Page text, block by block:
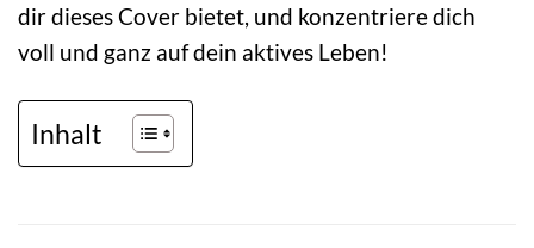
dir dieses Cover bietet, und konzentriere dich
voll und ganz auf dein aktives Leben!
Inhalt